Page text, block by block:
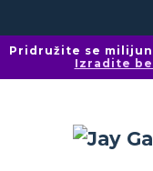
Pridružite se
Izradite